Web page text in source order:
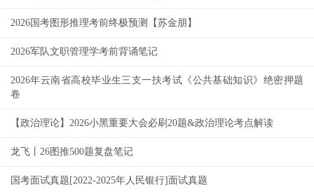
2026国考图形推理考前终极预测【苏金朋】
2026军队文职管理学考前背诵笔记
2026年云南省高校毕业生三支一扶考试《公共基础知识》绝密押题
卷
【政治理论】2026小黑重要大会必刷20题&政治理论考点解读
龙飞丨26图推500题复盘笔记
国考面试真题[2022-2025年人民银行]面试真题